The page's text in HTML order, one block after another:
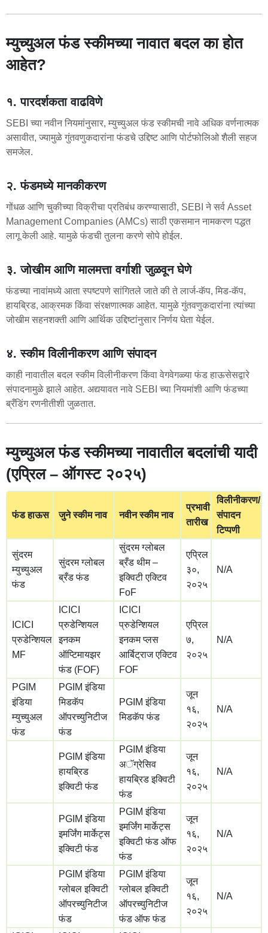
म्युच्युअल फंड स्कीमच्या नावात बदल का होत
आहेत?
१. पारदर्शकता वाढविणे
SEBI च्या नवीन नियमांनुसार, म्युच्युअल फंड स्कीमची नावे अधिक वर्णनात्मक
असावीत, ज्यामुळे गुंतवणुकदारांना फंडचे उद्दिष्ट आणि पोर्टफोलिओ शैली सहज
समजेल.
२. फंडमध्ये मानकीकरण
गोंधळ आणि चुकीच्या विक्रीचा प्रतिबंध करण्यासाठी, SEBI ने सर्व Asset
Management Companies (AMCs) साठी एकसमान नामकरण पद्धत
लागू केली आहे. यामुळे फंडची तुलना करणे सोपे होईल.
३. जोखीम आणि मालमत्ता वर्गाशी जुळवून घेणे
फंडच्या नावांमध्ये आता स्पष्टपणे सांगितले जाते की ते लार्ज-कॅप, मिड-कॅप,
हायब्रिड, आक्रमक किंवा संरक्षणात्मक आहेत. यामुळे गुंतवणुकदारांना त्यांच्या
जोखीम सहनशक्ती आणि आर्थिक उद्दिष्टांनुसार निर्णय घेता येईल.
४. स्कीम विलीनीकरण आणि संपादन
काही नावातील बदल स्कीम विलीनीकरण किंवा वेगवेगळ्या फंड हाऊसेसद्वारे
संपादनामुळे झाले आहेत. अद्ययावत नावे SEBI च्या नियमांशी आणि फंडच्या
ब्रँडिंग रणनीतीशी जुळतात.
म्युच्युअल फंड स्कीमच्या नावातील बदलांची यादी
(एप्रिल – ऑगस्ट २०२५)
फंड हाऊस जुने स्कीम नाव नवीन स्कीम नाव
प्रभावी
तारीख
विलीनीकरण/
संपादन
टिप्पणी
सुंदरम
म्युच्युअल
फंड
सुंदरम ग्लोबल
ब्रँड फंड
सुंदरम ग्लोबल
ब्रँड थीम –
इक्विटी एक्टिव
FoF
एप्रिल
३०,
२०२५
N/A
ICICI
प्रुडेन्शियल
MF
ICICI
प्रुडेन्शियल
इनकम
ऑप्टिमायझर
फंड (FOF)
ICICI
प्रुडेन्शियल
इनकम प्लस
आर्बिट्राज एक्टिव
FOF
एप्रिल
७,
२०२५
N/A
PGIM
इंडिया
म्युच्युअल
फंड
PGIM इंडिया
मिडकॅप
ऑपरच्युनिटीज
फंड
PGIM इंडिया
मिडकॅप फंड
जून
१६,
२०२५
N/A
PGIM इंडिया
हायब्रिड
इक्विटी फंड
PGIM इंडिया
अॅग्रेसिव
हायब्रिड इक्विटी
फंड
जून
१६,
२०२५
N/A
PGIM इंडिया
इमर्जिंग मार्केट्स
इक्विटी फंड
PGIM इंडिया
इमर्जिंग मार्केट्स
इक्विटी फंड ऑफ
फंड
जून
१६,
२०२५
N/A
PGIM इंडिया
ग्लोबल इक्विटी
ऑपरच्युनिटीज
फंड
PGIM इंडिया
ग्लोबल इक्विटी
ऑपरच्युनिटीज
फंड ऑफ फंड
जून
१६,
२०२५
N/A